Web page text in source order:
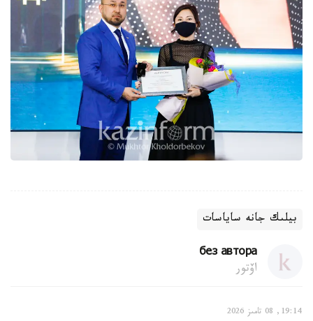
بيلىك جانە ساياسات
без автора
اۆتور
19:14, 08 تامىز 2026